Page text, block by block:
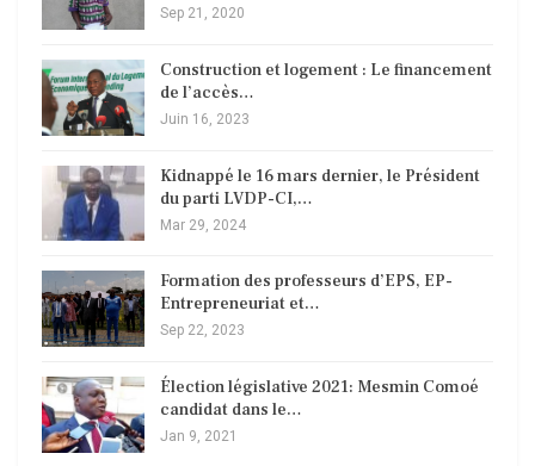
Sep 21, 2020
Construction et logement : Le financement
de l’accès…
Juin 16, 2023
Kidnappé le 16 mars dernier, le Président
du parti LVDP-CI,…
Mar 29, 2024
Formation des professeurs d’EPS, EP-
Entrepreneuriat et…
Sep 22, 2023
Élection législative 2021: Mesmin Comoé
candidat dans le…
Jan 9, 2021